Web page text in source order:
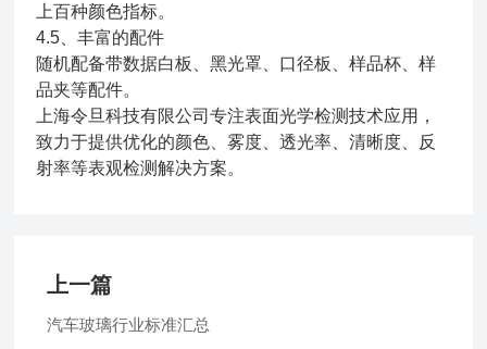
上百种颜色指标。
4.5、丰富的配件
随机配备带数据白板、黑光罩、口径板、样品杯、样
品夹等配件。
上海令旦科技有限公司专注表面光学检测技术应用，
致力于提供优化的颜色、雾度、透光率、清晰度、反
射率等表观检测解决方案。
上一篇
汽车玻璃行业标准汇总